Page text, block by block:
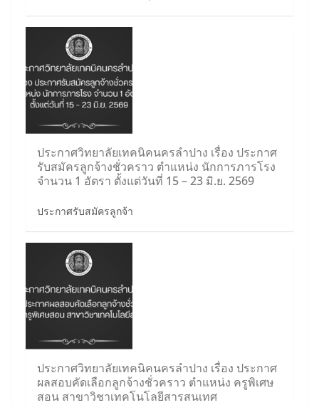
ประกาศวิทยาลัยเทคนิคนครลำปาง เรื่อง ประกาศ
รับสมัครลูกจ้างชั่วคราว ตำแหน่ง นักการภารโรง
จำนวน 1 อัตรา ตั้งแต่วันที่ 15 – 23 มิ.ย. 2569
ประกาศรับสมัครลูกจ้า
ประกาศวิทยาลัยเทคนิคนครลำปาง เรื่อง ประกาศ
ผลสอบคัดเลือกลูกจ้างชั่วคราว ตำแหน่ง ครูพิเศษ
สอน สาขาวิชาเทคโนโลยีสารสนเทศ